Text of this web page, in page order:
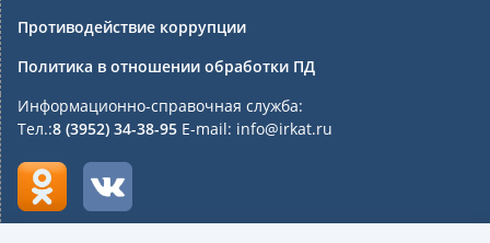
Противодействие коррупции
Политика в отношении обработки ПД
Информационно-справочная служба:
Тел.:8 (3952) 34-38-95 E-mail: info@irkat.ru